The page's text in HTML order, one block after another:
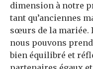
dimension à notre
tant qu’anciennes
sœurs de la mariée.
nous pouvons
bien équilibré et